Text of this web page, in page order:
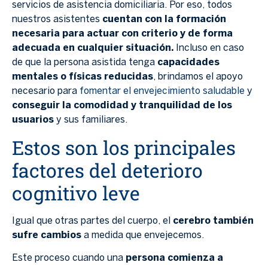
servicios de asistencia domiciliaria. Por eso, todos
nuestros asistentes cuentan con la formación
necesaria para actuar con criterio y de forma
adecuada en cualquier situación. Incluso en caso
de que la persona asistida tenga capacidades
mentales o físicas reducidas, brindamos el apoyo
necesario para fomentar el envejecimiento saludable y
conseguir la comodidad y tranquilidad de los
usuarios y sus familiares.
Estos son los principales
factores del deterioro
cognitivo leve
Igual que otras partes del cuerpo, el cerebro también
sufre cambios a medida que envejecemos.
Este proceso cuando una persona comienza a